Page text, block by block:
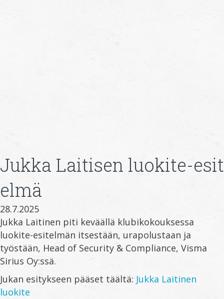
Jukka Laitisen luokite-esit
elmä
28.7.2025
Jukka Laitinen piti keväällä klubikokouksessa
luokite-esitelmän itsestään, urapolustaan ja
työstään, Head of Security & Compliance, Visma
Sirius Oy:ssä.
Jukan esitykseen pääset täältä: Jukka Laitinen
luokite